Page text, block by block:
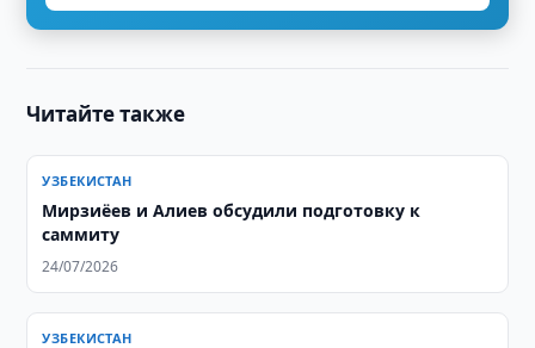
Читайте также
УЗБЕКИСТАН
Мирзиёев и Алиев обсудили подготовку к
саммиту
24/07/2026
УЗБЕКИСТАН